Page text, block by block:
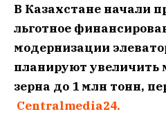
В Казахстане начали
льготное
модернизации
планируют увеличить
зерна до 1 млн тонн,
Centralmedia24.